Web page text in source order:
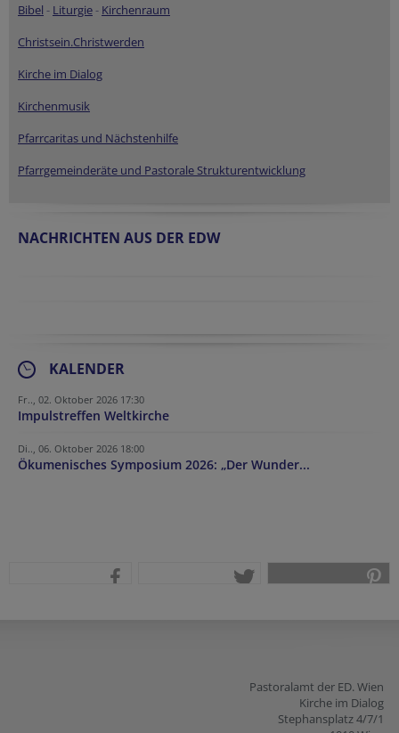
Bibel - Liturgie- Kirchenraum
Christsein.Christwerden
Kirche im Dialog
Kirchenmusik
Pfarrcaritas und Nächstenhilfe
Pfarrgemeinderäte und Pastorale Strukturentwicklung
NACHRICHTEN AUS DER EDW
KALENDER
Fr.., 02. Oktober 2026 17:30
Impulstreffen Weltkirche
Di.., 06. Oktober 2026 18:00
Ökumenisches Symposium 2026: „Der Wunder...
Pastoralamt der ED. Wien
Kirche im Dialog
Stephansplatz 4/7/1